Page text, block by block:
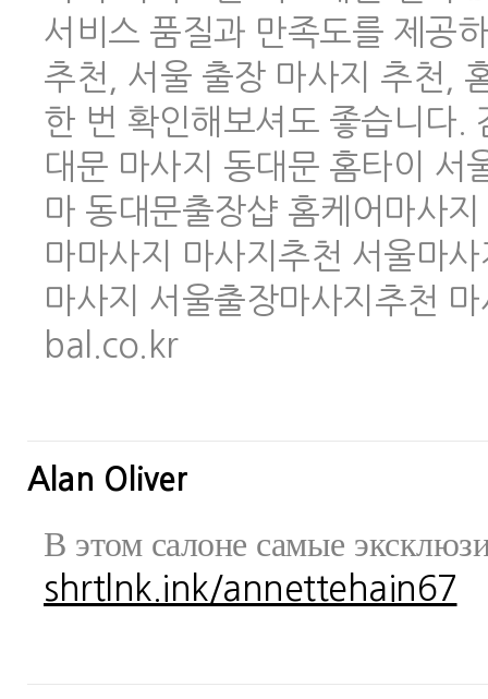
서비스 품질과 만족도를 제공
추천, 서울 출장 마사지 추천,
한 번 확인해보셔도 좋습니다
대문 마사지 동대문 홈타이 서
마 동대문출장샵 홈케어마사
마마사지 마사지추천 서울마
마사지 서울출장마사지추천
bal.co.kr
Alan Oliver
В этом салоне самые
shrtlnk.ink/annettehain67